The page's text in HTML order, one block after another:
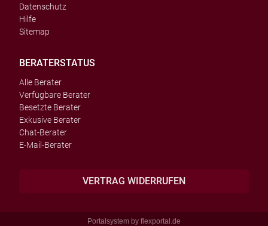
Datenschutz
Hilfe
Sitemap
BERATERSTATUS
Alle Berater
Verfügbare Berater
Besetzte Berater
Exkusive Berater
Chat-Berater
E-Mail-Berater
VERTRAG WIDERRUFEN
Portalsystem by flexportal.de